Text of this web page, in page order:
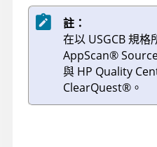
註：
在以 USGCB 規格
AppScan®
與 HP Quality
ClearQuest® 。